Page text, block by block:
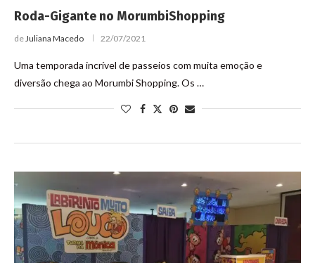
Roda-Gigante no MorumbiShopping
deJuliana Macedo 22/07/2021
Uma temporada incrível de passeios com muita emoção e
diversão chega ao Morumbi Shopping. Os …